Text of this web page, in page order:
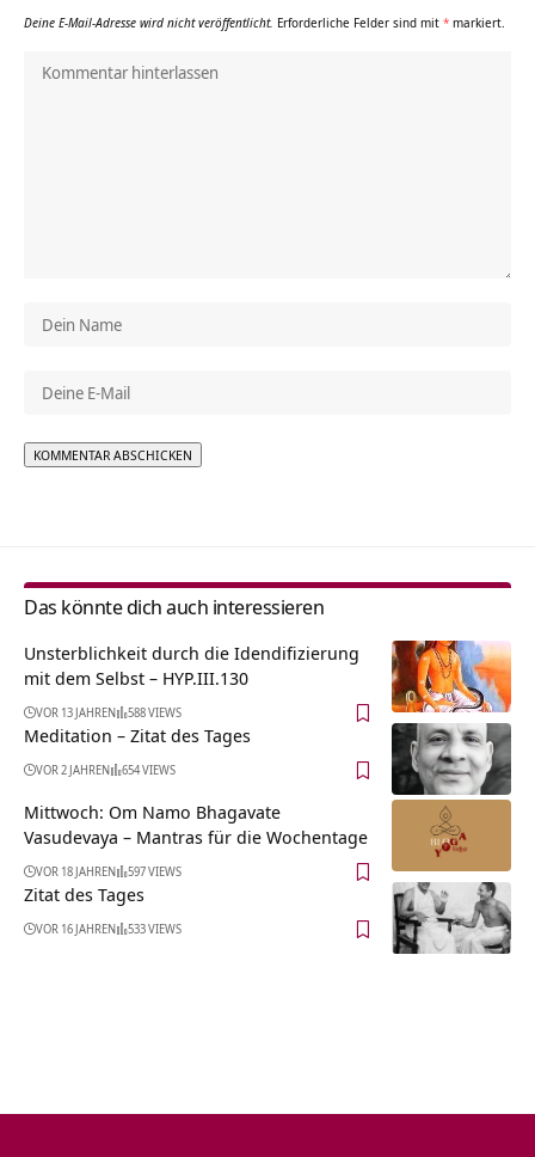
Deine E-Mail-Adresse wird nicht veröffentlicht. Erforderliche Felder sind mit * markiert.
Das könnte dich auch interessieren
Unsterblichkeit durch die Idendifizierung
mit dem Selbst – HYP.III.130
VOR 13 JAHREN 588 VIEWS
Meditation – Zitat des Tages
VOR 2 JAHREN 654 VIEWS
Mittwoch: Om Namo Bhagavate
Vasudevaya – Mantras für die Wochentage
VOR 18 JAHREN 597 VIEWS
Zitat des Tages
VOR 16 JAHREN 533 VIEWS